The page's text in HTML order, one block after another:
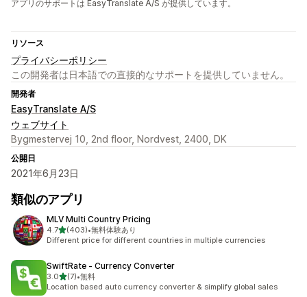
アプリのサポートは EasyTranslate A/S が提供しています。
リソース
プライバシーポリシー
この開発者は日本語での直接的なサポートを提供していません。
開発者
EasyTranslate A/S
ウェブサイト
Bygmestervej 10, 2nd floor, Nordvest, 2400, DK
公開日
2021年6月23日
類似のアプリ
MLV Multi Country Pricing
4.75つ星中
(403)
合計レビュー数：403件
•無料体験あり
Different price for different countries in multiple currencies
SwiftRate ‑ Currency Converter
3.05つ星中
(7)
合計レビュー数：7件
•無料
Location based auto currency converter & simplify global sales